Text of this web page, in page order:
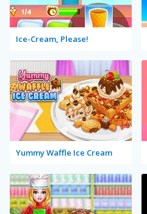
Ice-Cream, Please!
Yummy Waffle Ice Cream